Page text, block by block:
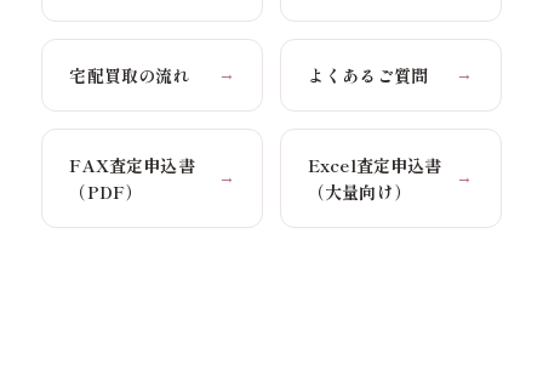
宅配買取の流れ → よくあるご質問 →
FAX査定申込書
（PDF）
→
Excel査定申込書
（大量向け）
→